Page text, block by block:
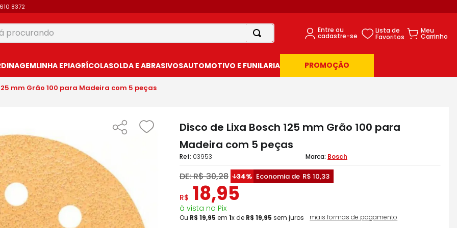
8372
LINHA EPIAGRÍCOLASOLDA E ABRASIVOSAUTOMOTIVO E FUNILARIA PROMOÇÃO
mm Grão 100 para Madeira com 5 peças
Disco de Lixa Bosch 125 mm Grão 100 para
Madeira com 5 peças
: 03953 Bosch
DE:R$30,28 34% Economia de R$ 10,33
R$ 18,95
à vista no Pix
Ou R$ 19,95 em 1x de R$ 19,95 sem juros mais formas de pagamento